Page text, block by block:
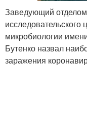
Заведующий
исследовательского
микробиологии
Бутенко назвал
заражения